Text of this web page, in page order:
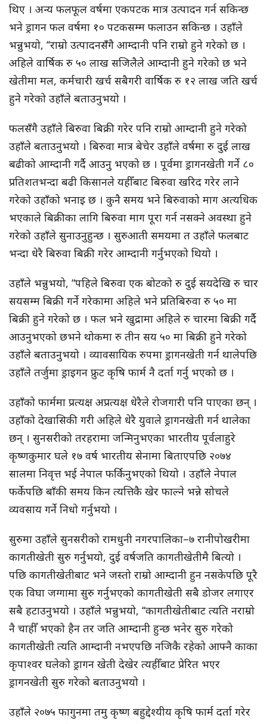
थिए । अन्य फलफूल वर्षमा एकपटक मात्र उत्पादन गर्न सकिन्छ
भने ड्रागन फल वर्षमा १० पटकसम्म फलाउन सकिन्छ । उहाँले
भन्नुभयो, ‘‘राम्रो उत्पादनसंँगै आम्दानी पनि राम्रो हुने गरेको छ ।
अहिले वार्षिक रु ५० लाख सजिलैले आम्दानी हुने गरेको छ भने
खेतीमा मल, कर्मचारी खर्च सबैगरी वार्षिक रु १२ लाख जति खर्च
हुने गरेको उहाँले बताउनुभयो ।
फलसँगै उहाँले बिरुवा बिक्री गरेर पनि राम्रो आम्दानी हुने गरेको
उहाँले बताउनुभयो । बिरुवा मात्र बेचेर उहाँले वर्षमा रु दुई लाख
बढीको आम्दानी गर्दै आउनु भएको छ । पूर्वमा ड्रागनखेती गर्ने ८०
प्रतिशतभन्दा बढी किसानले यहीँबाट बिरुवा खरिद गरेर लाने
गरेको उहाँको भनाइ छ । कुनै समय भने बिरुवाको माग अत्यधिक
भएकाले बिक्रीका लागि बिरुवा माग पूरा गर्न नसक्ने अवस्था हुने
गरेको उहाँले सुनाउनुहुन्छ । सुरुआती समयमा त उहाँले फलबाट
भन्दा धेरै बिरुवा बिक्री गरेर आम्दानी गर्नुभएको थियो ।
उहाँले भन्नुभयो, “पहिले बिरुवा एक बोटको रु दुई सयदेखि रु चार
सयसम्म बिक्री गर्ने गरेकामा अहिले भने प्रतिबिरुवा रु ५० मा
बिक्री हुने गरेको छ । फल भने खुद्रामा अहिले रु चारमा बिक्री गर्दै
आउनुभएको छभने थोकमा रु तीन सय ५० मा बिक्री हुने गरेको
उहाँले बताउनुभयो । व्यावसायिक रुपमा ड्रागनखेती गर्न थालेपछि
उहाँले तर्जुमा ड्राइगन फ्रुट कृषि फार्म नै दर्ता गर्नु भएको छ ।
उहाँको फार्ममा प्रत्यक्ष अप्रत्यक्ष धेरैले रोजगारी पनि पाएका छन् ।
उहाँको देखासिकी गरी अहिले धेरै युवाले ड्रागनखेती गर्न थालेका
छन् । सुनसरीको तरहरामा जन्मिनुभएका भारतीय पूर्वलाहुरे
कृष्णकुमार घले १७ वर्ष भारतीय सेनामा बिताएपछि २०७४
सालमा निवृत्त भई नेपाल फर्किनुभएको थियो । उहाँले नेपाल
फर्केपछि बाँकी समय किन त्यत्तिकै खेर फाल्ने भन्ने सोचले
व्यवसाय गर्ने निधो गर्नुभयो ।
सुरुमा उहाँले सुनसरीको रामधुनी नगरपालिका–७ रानीपोखरीमा
कागतीखेती सुरु गर्नुभयो, दुई वर्षजति कागतीखेतीमै बित्यो ।
पछि कागतीखेतीबाट भने जस्तो राम्रो आम्दानी हुन नसकेपछि पूरै
एक विघा जग्गामा सुरु गर्नुभएको कागतीखेती सबै डोजर लगाएर
सबै हटाउनुभयो । उहाँले भन्नुभयो, ‘‘कागतीखेतीबाट त्यति नराम्रो
नै चाहीँ भएको हैन तर जति आम्दानी हुन्छ भनेर सुरु गरेको
कागतीखेती त्यति आम्दानी नभएपछि नजिकै रहेको आफ्नै काका
कृपाश्वर घलेको ड्रागन खेती देखेर त्यहीँबाट प्रेरित भएर
ड्रागनखेती सुरु गरेको बताउनुभयो ।
उहाँले २०७५ फागुनमा तमु कृष्ण बहुद्देश्यीय कृषि फार्म दर्ता गरेर